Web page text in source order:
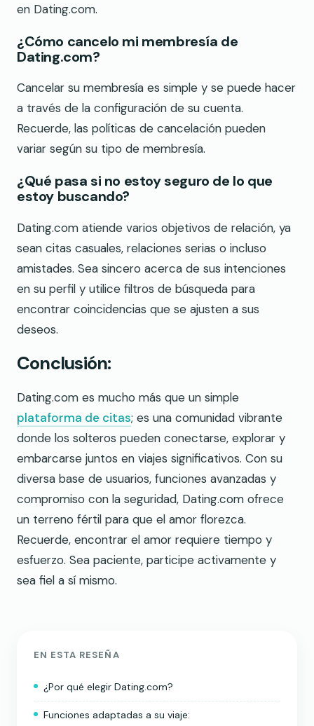
en Dating.com.
¿Cómo cancelo mi membresía de
Dating.com?
Cancelar su membresía es simple y se puede hacer
a través de la configuración de su cuenta.
Recuerde, las políticas de cancelación pueden
variar según su tipo de membresía.
¿Qué pasa si no estoy seguro de lo que
estoy buscando?
Dating.com atiende varios objetivos de relación, ya
sean citas casuales, relaciones serias o incluso
amistades. Sea sincero acerca de sus intenciones
en su perfil y utilice filtros de búsqueda para
encontrar coincidencias que se ajusten a sus
deseos.
Conclusión:
Dating.com es mucho más que un simple
plataforma de citas; es una comunidad vibrante
donde los solteros pueden conectarse, explorar y
embarcarse juntos en viajes significativos. Con su
diversa base de usuarios, funciones avanzadas y
compromiso con la seguridad, Dating.com ofrece
un terreno fértil para que el amor florezca.
Recuerde, encontrar el amor requiere tiempo y
esfuerzo. Sea paciente, participe activamente y
sea fiel a sí mismo.
EN ESTA RESEÑA
¿Por qué elegir Dating.com?
Funciones adaptadas a su viaje: